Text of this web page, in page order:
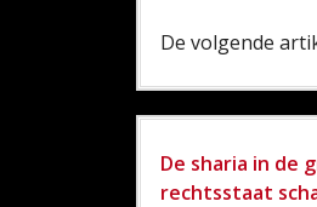
De volgende
De sharia in de
rechtsstaat